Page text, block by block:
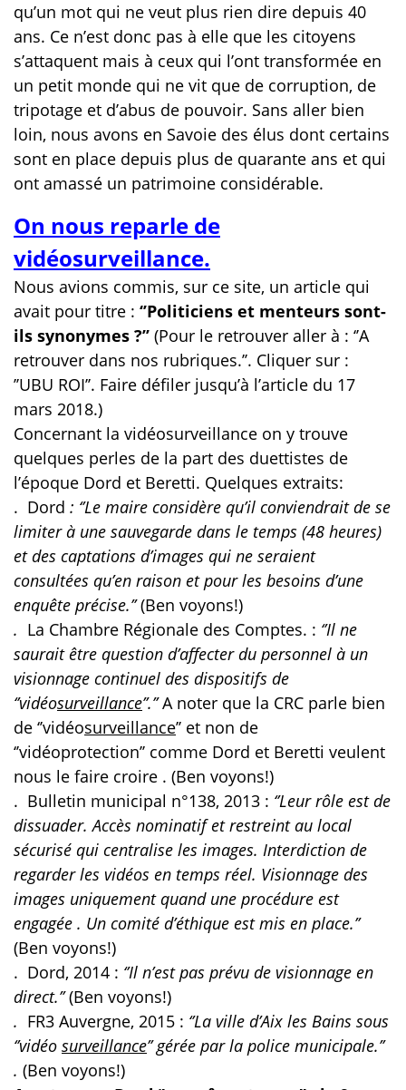
qu’un mot qui ne veut plus rien dire depuis 40
ans. Ce n’est donc pas à elle que les citoyens
s’attaquent mais à ceux qui l’ont transformée en
un petit monde qui ne vit que de corruption, de
tripotage et d’abus de pouvoir. Sans aller bien
loin, nous avons en Savoie des élus dont certains
sont en place depuis plus de quarante ans et qui
ont amassé un patrimoine considérable.
On nous reparle de
vidéosurveillance.
Nous avions commis, sur ce site, un article qui
avait pour titre : ‘’Politiciens et menteurs sont-
ils synonymes ?’’ (Pour le retrouver aller à : ‘’A
retrouver dans nos rubriques.’’. Cliquer sur :
’’UBU ROI’’. Faire défiler jusqu’à l’article du 17
mars 2018.)
Concernant la vidéosurveillance on y trouve
quelques perles de la part des duettistes de
l’époque Dord et Beretti. Quelques extraits:
. Dord : ‘’Le maire considère qu’il conviendrait de se
limiter à une sauvegarde dans le temps (48 heures)
et des captations d’images qui ne seraient
consultées qu’en raison et pour les besoins d’une
enquête précise.’’(Ben voyons!)
. La Chambre Régionale des Comptes. : ‘’Il ne
saurait être question d’affecter du personnel à un
visionnage continuel des dispositifs de
‘’vidéosurveillance’’.’’A noter que la CRC parle bien
de ‘’vidéosurveillance’’ et non de
‘’vidéoprotection’’ comme Dord et Beretti veulent
nous le faire croire . (Ben voyons!)
. Bulletin municipal n°138, 2013 : ‘’Leur rôle est de
dissuader. Accès nominatif et restreint au local
sécurisé qui centralise les images. Interdiction de
regarder les vidéos en temps réel. Visionnage des
images uniquement quand une procédure est
engagée . Un comité d’éthique est mis en place.’’
(Ben voyons!)
. Dord, 2014 : ‘’Il n’est pas prévu de visionnage en
direct.’’(Ben voyons!)
. FR3 Auvergne, 2015 : ‘’La ville d’Aix les Bains sous
‘’vidéo surveillance’’ gérée par la police municipale.’’
. (Ben voyons!)